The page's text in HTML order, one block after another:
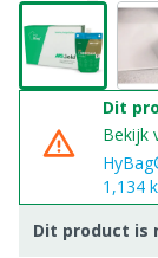
Dit
Bekijk
1,134
Dit product is